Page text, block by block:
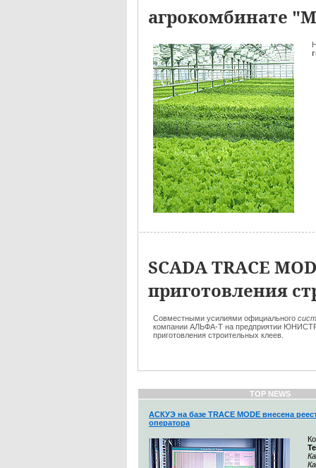
агрокомбинате
SCADA TRACE
приготовления
Совместными усилиями официального
компании АЛЬФА-Т на предприятии
приготовления строительных клеев.
TOP NEWS
АСКУЭ на базе TRACE MODE внесена
оператора